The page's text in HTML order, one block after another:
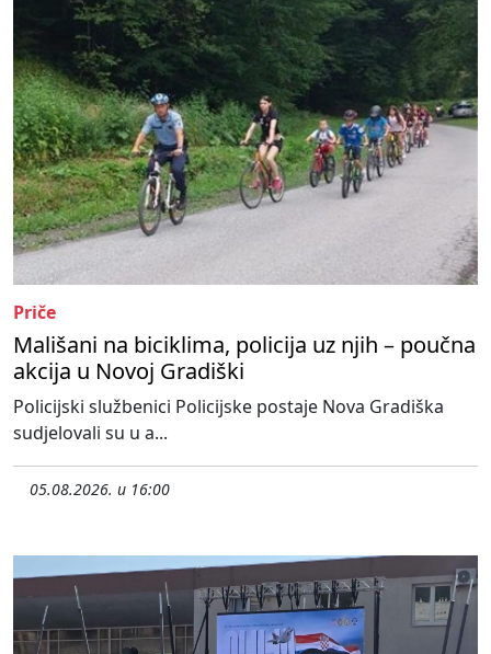
Priče
Mališani na biciklima, policija uz njih – poučna
akcija u Novoj Gradiški
Policijski službenici Policijske postaje Nova Gradiška
sudjelovali su u a...
05.08.2026. u 16:00